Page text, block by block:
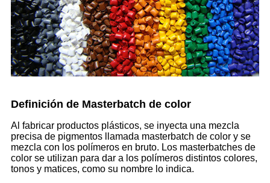
Definición de Masterbatch de color
Al fabricar productos plásticos, se inyecta una mezcla
precisa de pigmentos llamada masterbatch de color y se
mezcla con los polímeros en bruto. Los masterbatches de
color se utilizan para dar a los polímeros distintos colores,
tonos y matices, como su nombre lo indica.